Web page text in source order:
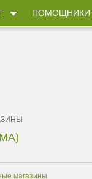
ПОМОЩНИКИ
магазины